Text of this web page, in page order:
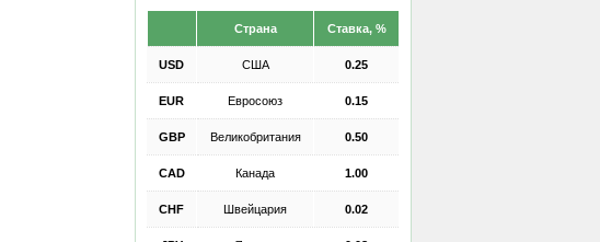
Страна Ставка, %
USD США 0.25
EUR Евросоюз 0.15
GBP Великобритания 0.50
CAD Канада 1.00
CHF Швейцария 0.02